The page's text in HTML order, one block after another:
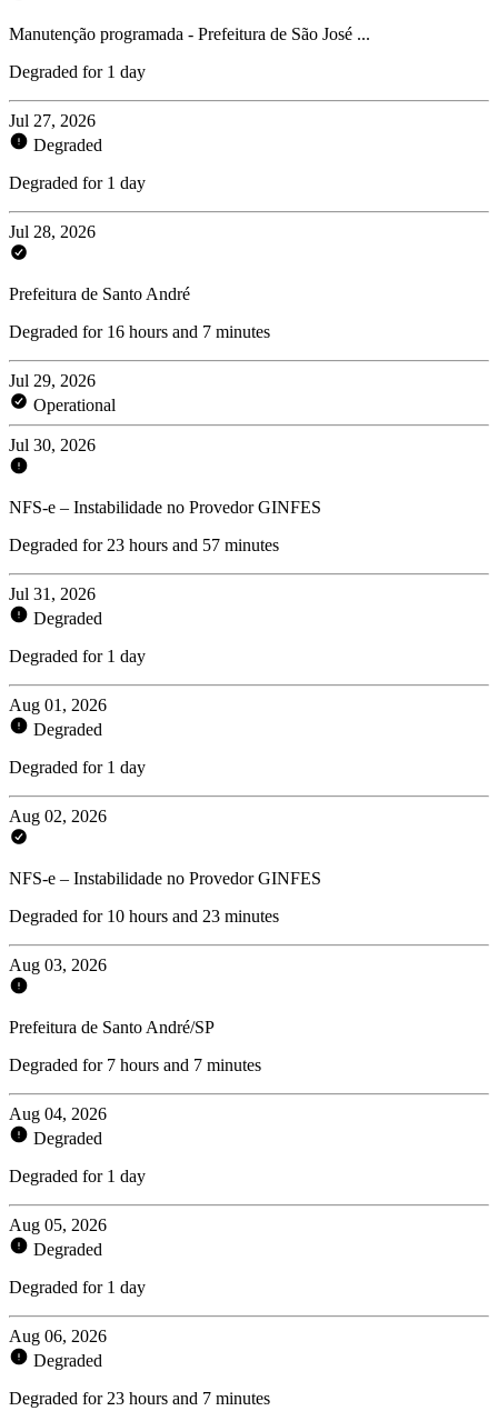
Manutenção programada - Prefeitura de São José ...
Degraded for 1 day
Jul 27, 2026
Degraded
Degraded for 1 day
Jul 28, 2026
Prefeitura de Santo André
Degraded for 16 hours and 7 minutes
Jul 29, 2026
Operational
Jul 30, 2026
NFS-e – Instabilidade no Provedor GINFES
Degraded for 23 hours and 57 minutes
Jul 31, 2026
Degraded
Degraded for 1 day
Aug 01, 2026
Degraded
Degraded for 1 day
Aug 02, 2026
NFS-e – Instabilidade no Provedor GINFES
Degraded for 10 hours and 23 minutes
Aug 03, 2026
Prefeitura de Santo André/SP
Degraded for 7 hours and 7 minutes
Aug 04, 2026
Degraded
Degraded for 1 day
Aug 05, 2026
Degraded
Degraded for 1 day
Aug 06, 2026
Degraded
Degraded for 23 hours and 7 minutes